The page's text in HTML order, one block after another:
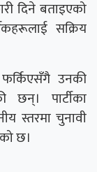
दिने बताइएको
सक्रिय
उनकी
पार्टीका
स्तरमा चुनावी
छ।